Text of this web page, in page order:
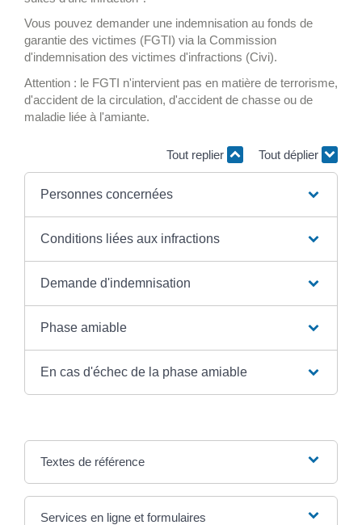
Vous pouvez demander une indemnisation au fonds de
garantie des victimes (FGTI) via la Commission
d'indemnisation des victimes d'infractions (Civi).
Attention : le FGTI n'intervient pas en matière de terrorisme,
d'accident de la circulation, d'accident de chasse ou de
maladie liée à l'amiante.
Tout replier Tout déplier
Personnes concernées
Conditions liées aux infractions
Demande d'indemnisation
Phase amiable
En cas d'échec de la phase amiable
Textes de référence
Services en ligne et formulaires